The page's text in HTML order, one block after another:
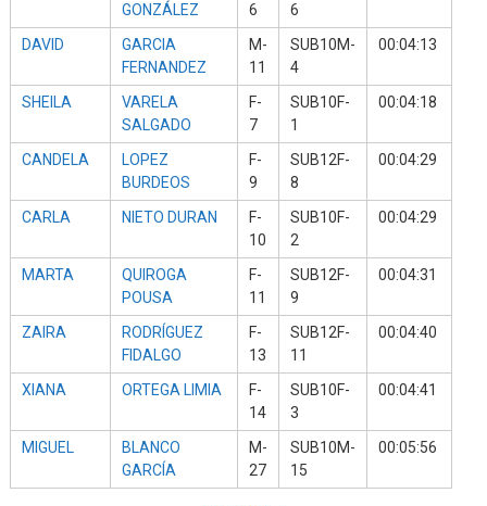
GONZÁLEZ
6
6
DAVID
GARCIA
FERNANDEZ
M-
11
SUB10M-
4
00:04:13
SHEILA
VARELA
SALGADO
F-
7
SUB10F-
1
00:04:18
CANDELA
LOPEZ
BURDEOS
F-
9
SUB12F-
8
00:04:29
CARLA NIETO DURAN
F-
10
SUB10F-
2
00:04:29
MARTA
QUIROGA
POUSA
F-
11
SUB12F-
9
00:04:31
ZAIRA
RODRÍGUEZ
FIDALGO
F-
13
SUB12F-
11
00:04:40
XIANA ORTEGA LIMIA
F-
14
SUB10F-
3
00:04:41
MIGUEL
BLANCO
GARCÍA
M-
27
SUB10M-
15
00:05:56